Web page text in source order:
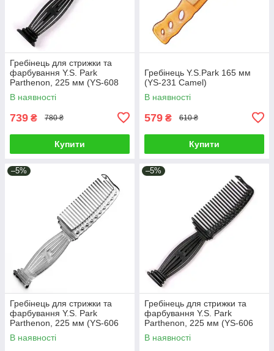
Гребінець для стрижки та
фарбування Y.S. Park
Parthenon, 225 мм (YS-608
Carbon Black)
В наявності
739 ₴ 780 ₴
Купити
Гребінець Y.S.Park 165 мм
(YS-231 Camel)
В наявності
579 ₴ 610 ₴
Купити
–5%
Гребінець для стрижки та
фарбування Y.S. Park
Parthenon, 225 мм (YS-606
Clear)
В наявності
–5%
Гребінець для стрижки та
фарбування Y.S. Park
Parthenon, 225 мм (YS-606
Carbon Black)
В наявності